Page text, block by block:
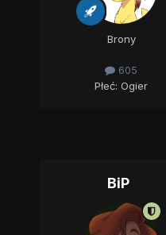
Brony
605
Płeć: Ogier
BiP